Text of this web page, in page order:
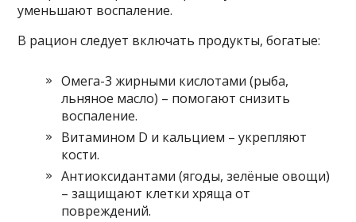
уменьшают воспаление.
В рацион следует включать продукты, богатые:
Омега-3 жирными кислотами (рыба,
льняное масло) – помогают снизить
воспаление.
Витамином D и кальцием – укрепляют
кости.
Антиоксидантами (ягоды, зелёные овощи)
– защищают клетки хряща от
повреждений.